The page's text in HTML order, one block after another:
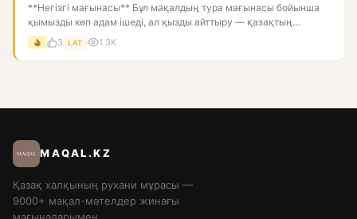
**Негізгі мағынасы** Бұл мақалдың тура мағынасы бойынша
қымызды көп адам ішеді, ал қызды айттыру — қазақтың
ертеден келе...
3 LAT 1.3K
MAQAL.KZ
Қазақ халқының рухани мұрасы —
9000+ мақал-мәтелдер жинағы
мағыналарымен.